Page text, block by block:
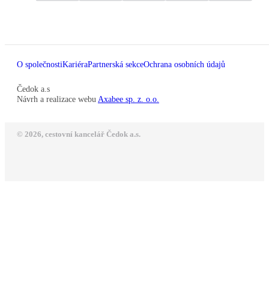
O společnostiKariéraPartnerská sekceOchrana osobních údajů
Čedok a.s
Návrh a realizace webu Axabee sp. z. o.o.
© 2026, cestovní kancelář Čedok a.s.